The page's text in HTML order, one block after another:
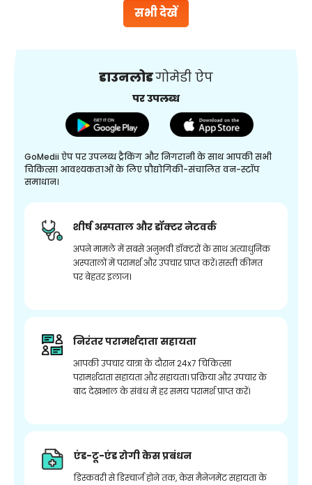
सभी देखें
डाउनलोडगोमेडी ऐप
पर उपलब्ध
GoMedii ऐप पर उपलब्ध ट्रैकिंग और निगरानी के साथ आपकी सभी
चिकित्सा आवश्यकताओं के लिए प्रौद्योगिकी-संचालित वन-स्टॉप
समाधान।
शीर्ष अस्पताल और डॉक्टर नेटवर्क
अपने मामले में सबसे अनुभवी डॉक्टरों के साथ अत्याधुनिक
अस्पतालों में परामर्श और उपचार प्राप्त करें। सस्ती कीमत
पर बेहतर इलाज।
निरंतर परामर्शदाता सहायता
आपकी उपचार यात्रा के दौरान 24x7 चिकित्सा
परामर्शदाता सहायता और सहायता। प्रक्रिया और उपचार के
बाद देखभाल के संबंध में हर समय परामर्श प्राप्त करें।
एंड-टू-एंड रोगी केस प्रबंधन
डिस्कवरी से डिस्चार्ज होने तक, केस मैनेजमेंट सहायता के